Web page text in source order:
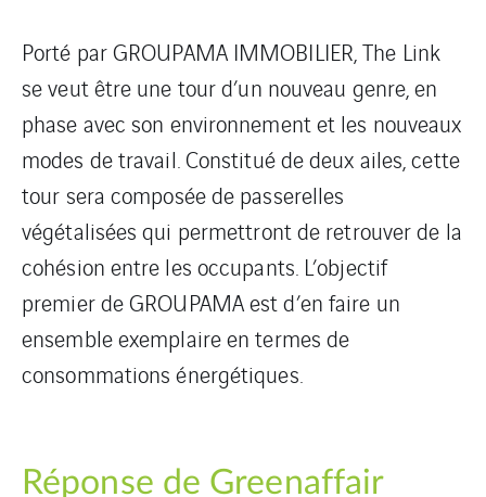
Porté par GROUPAMA IMMOBILIER, The Link
se veut être une tour d’un nouveau genre, en
phase avec son environnement et les nouveaux
modes de travail. Constitué de deux ailes, cette
tour sera composée de passerelles
végétalisées qui permettront de retrouver de la
cohésion entre les occupants. L’objectif
premier de GROUPAMA est d’en faire un
ensemble exemplaire en termes de
consommations énergétiques.
Réponse de Greenaffair